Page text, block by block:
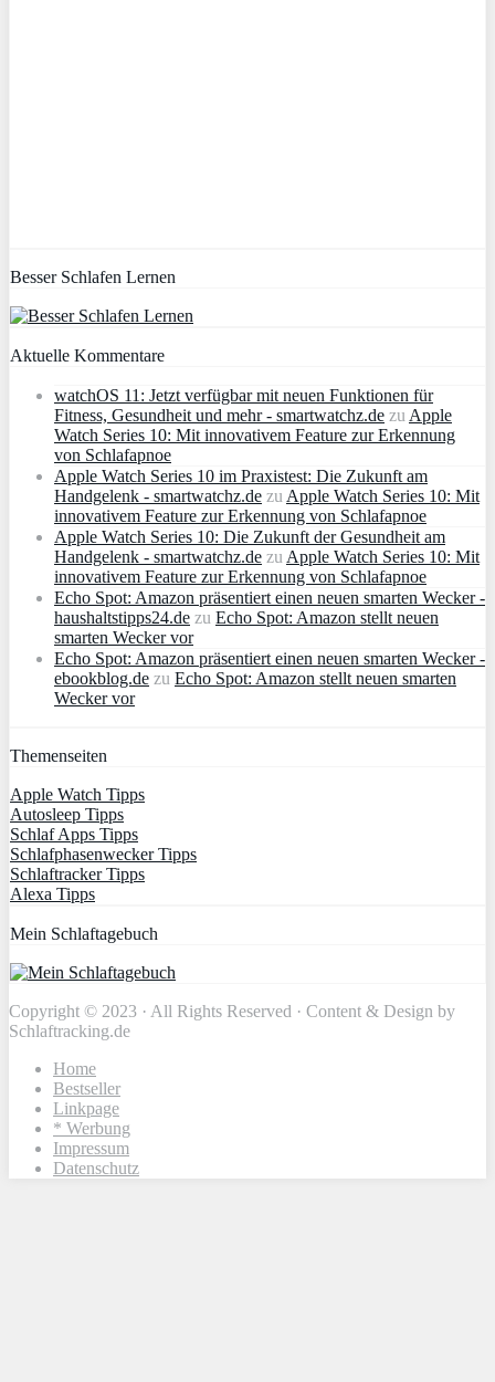
Besser Schlafen Lernen
Aktuelle Kommentare
watchOS 11: Jetzt verfügbar mit neuen Funktionen für
Fitness, Gesundheit und mehr - smartwatchz.de zu Apple
Watch Series 10: Mit innovativem Feature zur Erkennung
von Schlafapnoe
Apple Watch Series 10 im Praxistest: Die Zukunft am
Handgelenk - smartwatchz.de zu Apple Watch Series 10: Mit
innovativem Feature zur Erkennung von Schlafapnoe
Apple Watch Series 10: Die Zukunft der Gesundheit am
Handgelenk - smartwatchz.de zu Apple Watch Series 10: Mit
innovativem Feature zur Erkennung von Schlafapnoe
Echo Spot: Amazon präsentiert einen neuen smarten Wecker -
haushaltstipps24.de zu Echo Spot: Amazon stellt neuen
smarten Wecker vor
Echo Spot: Amazon präsentiert einen neuen smarten Wecker -
ebookblog.de zu Echo Spot: Amazon stellt neuen smarten
Wecker vor
Themenseiten
Apple Watch Tipps
Autosleep Tipps
Schlaf Apps Tipps
Schlafphasenwecker Tipps
Schlaftracker Tipps
Alexa Tipps
Mein Schlaftagebuch
Copyright © 2023 · All Rights Reserved · Content & Design by
Schlaftracking.de
Home
Bestseller
Linkpage
* Werbung
Impressum
Datenschutz